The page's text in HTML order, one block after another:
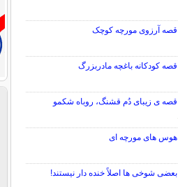
قصه آرزوی مورچه کوچک
قصه کودکانه باغچه مادربزرگ
قصه ی زیبای دُم قشنگ، روباه شکمو
هوس های مورچه ای
بعضی شوخی ها اصلاً خنده دار نیستند!